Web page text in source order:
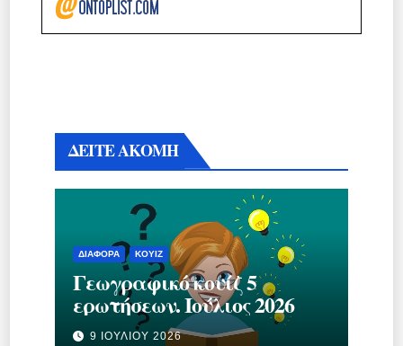
ΔΕΙΤΕ ΑΚΟΜΗ
ΔΙΆΦΟΡΑ ΚΟΥΊΖ
Γεωγραφικό κουίζ 5
ερωτήσεων. Ιούλιος 2026
9 ΙΟΥΛΊΟΥ 2026